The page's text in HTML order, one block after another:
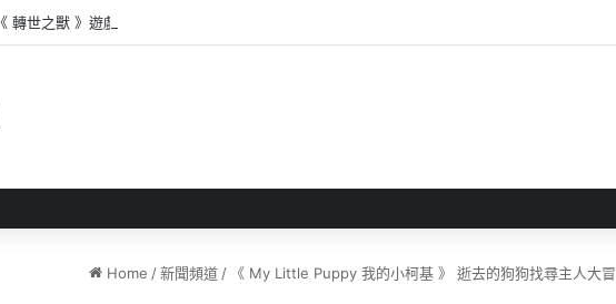
《 轉世之獸 》遊戲評測 失落世界中與巨犬冒險
Home /新聞頻道 / 《 My Little Puppy 我的小柯基 》 逝去的狗狗找尋主人大